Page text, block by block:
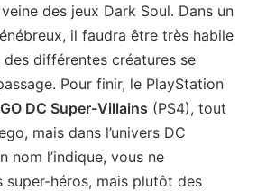
des jeux Dark Soul. Dans un
il faudra être très habile
différentes créatures se
Pour finir, le PlayStation
DC Super-Villains (PS4), tout
mais dans l’univers DC
nom l’indique, vous ne
super-héros, mais plutôt des